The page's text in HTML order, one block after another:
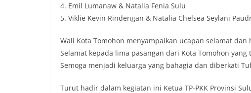
4. Emil Lumanaw & Natalia Fenia Sulu
5. Viklie Kevin Rindengan & Natalia Chelsea Seylani
Wali Kota Tomohon menyampaikan ucapan selamat
Selamat kepada lima pasangan dari Kota Tomohon
Semoga menjadi keluarga yang bahagia dan diberkati
Turut hadir dalam kegiatan ini Ketua TP-PKK Provinsi